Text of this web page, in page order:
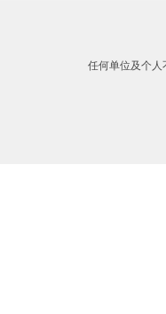
任何单位及个人